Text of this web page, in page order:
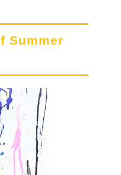
Summer